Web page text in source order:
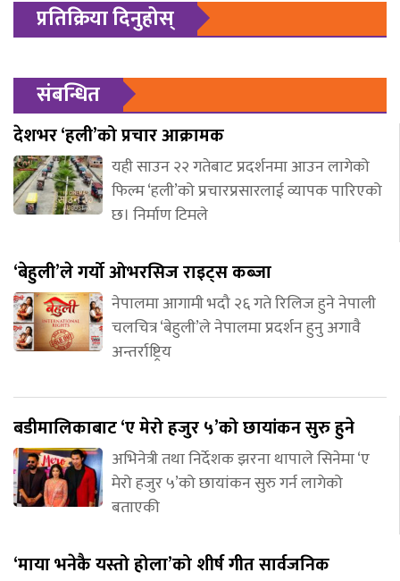
प्रतिक्रिया दिनुहोस्
संबन्धित
देशभर ‘हली’को प्रचार आक्रामक
यही साउन २२ गतेबाट प्रदर्शनमा आउन लागेको
फिल्म ‘हली’को प्रचारप्रसारलाई व्यापक पारिएको
छ। निर्माण टिमले
‘बेहुली’ले गर्यो ओभरसिज राइट्स कब्जा
नेपालमा आगामी भदौ २६ गते रिलिज हुने नेपाली
चलचित्र ‘बेहुली’ले नेपालमा प्रदर्शन हुनु अगावै
अन्तर्राष्ट्रिय
बडीमालिकाबाट ‘ए मेरो हजुर ५’को छायांकन सुरु हुने
अभिनेत्री तथा निर्देशक झरना थापाले सिनेमा ‘ए
मेरो हजुर ५’को छायांकन सुरु गर्न लागेको
बताएकी
‘माया भनेकै यस्तो होला’को शीर्ष गीत सार्वजनिक